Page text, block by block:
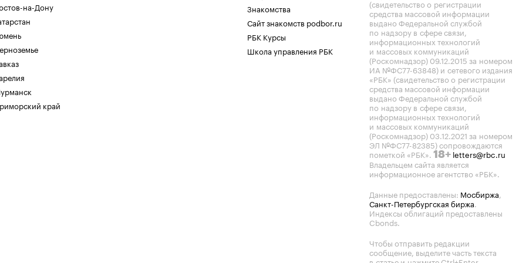
на-Дону
край
Знакомства
Сайт знакомств podbor.ru
РБК Курсы
Школа управления РБК
(свидетельство о регистрации
средства массовой информации
выдано Федеральной службой
по надзору в сфере связи,
информационных технологий
и массовых коммуникаций
(Роскомнадзор) 09.12.2015 за номером
ИА №ФС77-63848) и сетевого издания
«РБК» (свидетельство о регистрации
средства массовой информации
выдано Федеральной службой
по надзору в сфере связи,
информационных технологий
и массовых коммуникаций
(Роскомнадзор) 03.12.2021 за номером
ЭЛ №ФС77-82385) сопровождаются
пометкой «РБК». 18+ letters@rbc.ru
Владельцем сайта является
информационное агентство «РБК».
Данные предоставлены: Мосбиржа,
Санкт-Петербургская биржа.
Индексы облигаций предоставлены
Cbonds.
Чтобы отправить редакции
сообщение, выделите часть текста